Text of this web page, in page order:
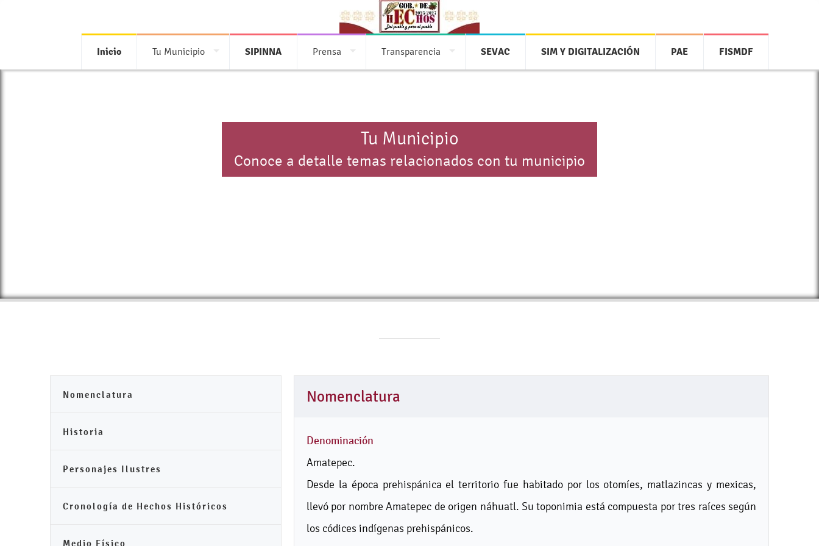
Inicio Tu Municipio SIPINNA Prensa Transparencia SEVAC SIM Y DIGITALIZACIÓN PAE FISMDF
Tu Municipio
Conoce a detalle temas relacionados con tu municipio
Nomenclatura
Historia
Personajes Ilustres
Cronología de Hechos Históricos
Medio Físico
Nomenclatura
Denominación
Amatepec.
Desde la época prehispánica el territorio fue habitado por los otomíes, matlazincas y mexicas,
llevó por nombre Amatepec de origen náhuatl. Su toponimia está compuesta por tres raíces según
los códices indígenas prehispánicos.